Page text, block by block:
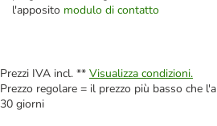
l'apposito modulo di contatto
Prezzi IVA incl. ** Visualizza condizioni.
Prezzo regolare = il prezzo più basso che
30 giorni